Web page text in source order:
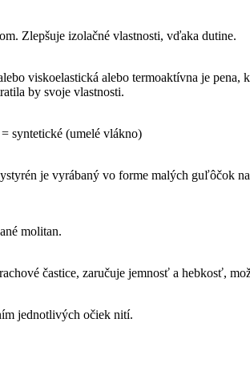
Zlepšuje izolačné vlastnosti, vďaka dutine.
viskoelastická alebo termoaktívna je
by svoje vlastnosti.
syntetické (umelé vlákno)
je vyrábaný vo forme malých guľôčok
molitan.
častice, zaručuje jemnosť a hebkosť,
jednotlivých očiek nití.